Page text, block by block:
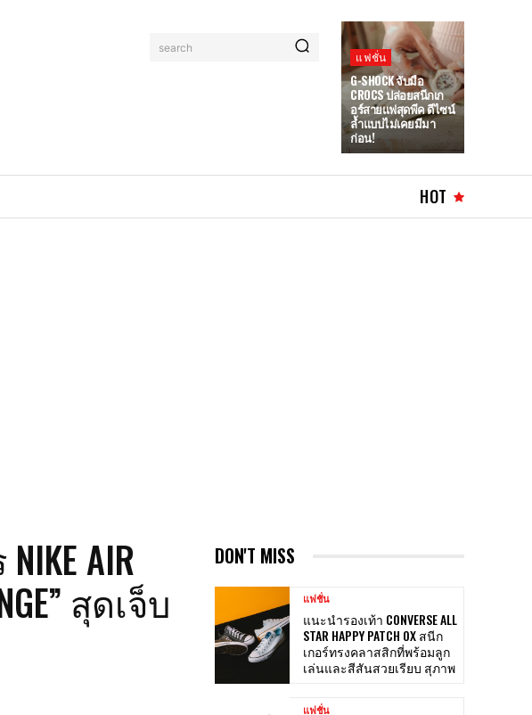
search
แฟชั่น
G-SHOCK จับมือ
CROCS ปล่อยสนีกเก
อร์สายแฟสุดพีค ดีไซน์
ล้ำแบบไม่เคยมีมา
ก่อน!
HOT
AIR
สุดเจ็บ
DON'T MISS
แฟชั่น
แนะนำรองเท้า CONVERSE ALL
STAR HAPPY PATCH OX สนีก
เกอร์ทรงคลาสสิกที่พร้อมลูก
เล่นและสีสันสวยเรียบ สุภาพ
แฟชั่น